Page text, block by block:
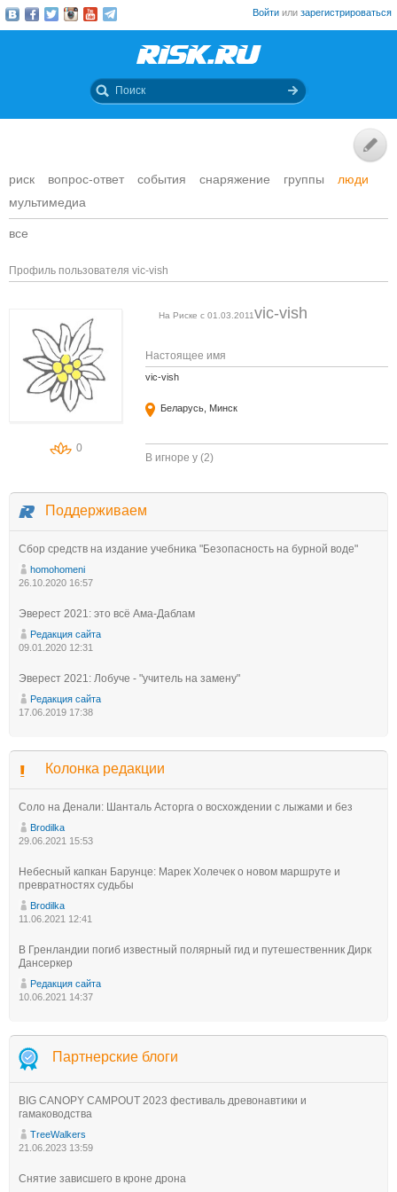
Войти или зарегистрироваться
риск вопрос-ответ события снаряжение группы
люди
мультимедиа
все
Профиль пользователя vic-vish
0
vic-vish
На Риске с 01.03.2011
Настоящее имя
vic-vish
Беларусь, Минск
В игноре у (2)
Поддерживаем
Сбор средств на издание учебника "Безопасность на бурной воде"
homohomeni
26.10.2020 16:57
Эверест 2021: это всё Ама-Даблам
Редакция сайта
09.01.2020 12:31
Эверест 2021: Лобуче - "учитель на замену"
Редакция сайта
17.06.2019 17:38
Колонка редакции
Соло на Денали: Шанталь Асторга о восхождении с лыжами и без
Brodilka
29.06.2021 15:53
Небесный капкан Барунце: Марек Холечек о новом маршруте и
превратностях судьбы
Brodilka
11.06.2021 12:41
В Гренландии погиб известный полярный гид и путешественник Дирк
Дансеркер
Редакция сайта
10.06.2021 14:37
Партнерские блоги
BIG CANOPY CAMPOUT 2023 фестиваль древонавтики и
гамаководства
TreeWalkers
21.06.2023 13:59
Снятие зависшего в кроне дрона